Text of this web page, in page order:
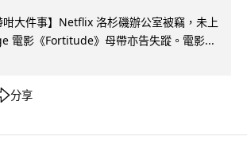
咁大件事】Netflix 洛杉磯辦公室被竊，未上
電影《Fortitude》母帶亦告失蹤。電影...
分享